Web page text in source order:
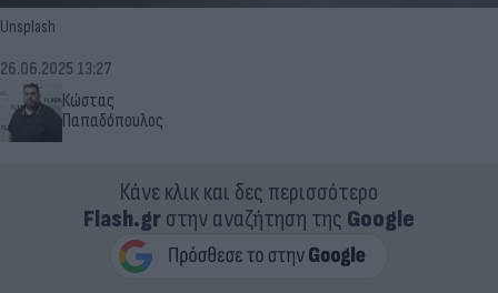
Unsplash
Κώστας
Παπαδόπουλος
26.06.2025 13:27
Κάνε κλικ και δες περισσότερο
Flash.grστην αναζήτηση της Google